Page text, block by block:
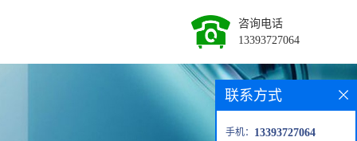
咨询电话
13393727064
联系方式
手机： 13393727064